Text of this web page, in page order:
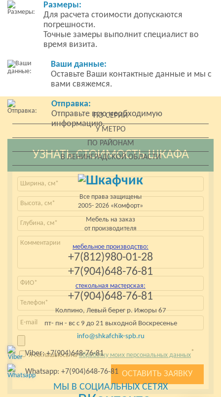
Размеры:
Для расчета стоимости допускаются
погрешности.
Точные замеры выполнит специалист во
время визита.
Ваши данные:
Оставьте Ваши контактные данные и мы с
вами свяжемся.
Отправка:
Отправьте всю необходимую
информацию.
УЗНАТЬ СТОИМОСТЬ ШКАФА
Я соглашаюсь наобработку моих персональных данных*
ПО СЕРИИ
У МЕТРО
ПО РАЙОНАМ
В ЛЕНИНГРАДСКОЙ ОБЛАСТИ
Все права защищены
2005- 2026 «Комфорт»
Мебель на заказ
от производителя
мебельное производство:
+7(812)980-01-28
+7(904)648-76-81
стекольная мастерская:
+7(904)648-76-81
Колпино, Левый берег р. Ижоры 67
пт- пн - вс с 9 до 21 выходной Воскресенье
info@shkafchik-spb.ru
Viber: +7(904)648-76-81
Whatsapp: +7(904)648-76-81
МЫ В СОЦИАЛЬНЫХ СЕТЯХ